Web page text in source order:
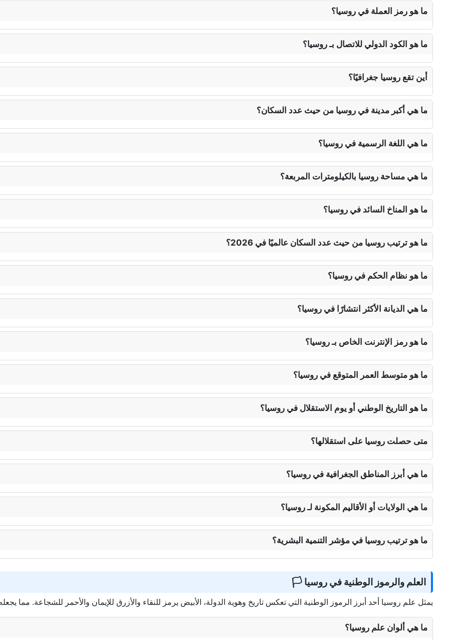
ما هو رمز العملة في روسيا؟
ما هو الكود الدولي للاتصال بـ روسيا؟
أين تقع روسيا جغرافيًا؟
ما هي أكبر مدينة في روسيا من حيث عدد السكان؟
ما هي اللغة الرسمية في روسيا؟
ما هي مساحة روسيا بالكيلومترات المربعة؟
ما هو المناخ السائد في روسيا؟
ما هو ترتيب روسيا من حيث عدد السكان عالميًا في 2026؟
ما هو نظام الحكم في روسيا؟
ما هي الديانة الأكثر انتشارًا في روسيا؟
ما هو رمز الإنترنت الخاص بـ روسيا؟
ما هو متوسط العمر المتوقع في روسيا؟
ما هو التاريخ الوطني أو يوم الاستقلال في روسيا؟
متى حصلت روسيا على استقلالها؟
ما هي أبرز المناطق الجغرافية في روسيا؟
ما هي الولايات أو الأقاليم المكونة لـ روسيا؟
ما هو ترتيب روسيا في مؤشر التنمية البشرية؟
العلم والرموز الوطنية في روسيا 🏳️
يمثل علم روسيا أحد أبرز الرموز الوطنية التي تعكس تاريخ وهوية الدولة، الأبيض يرمز للنقاء والأزرق للإيمان والأحمر للشجاعة. مما
ما هي ألوان علم روسيا؟